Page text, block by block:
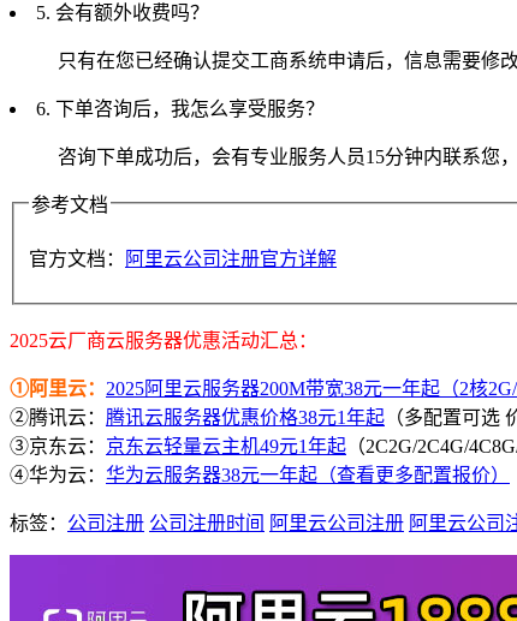
5. 会有额外收费吗？
只有在您已经确认提交工商系统申请后，信息需要修
6. 下单咨询后，我怎么享受服务？
咨询下单成功后，会有专业服务人员15分钟内联系您
参考文档
官方文档： 阿里云公司注册官方详解
2025云厂商云服务器优惠活动汇总：
①阿里云： 2025阿里云服务器200M带宽38元一年起（2核2G/
②腾讯云： 腾讯云服务器优惠价格38元1年起 （多配置可选
③京东云： 京东云轻量云主机49元1年起 （2C2G/2C4G/
④华为云： 华为云服务器38元一年起（查看更多配置报价）
标签： 公司注册 公司注册时间 阿里云公司注册 阿里云公司